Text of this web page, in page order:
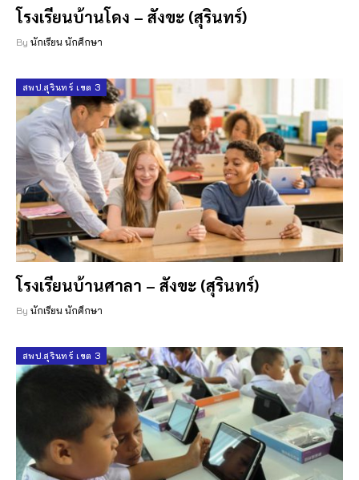
โรงเรียนบ้านโดง – สังขะ (สุรินทร์)
By นักเรียน นักศึกษา
สพป.สุรินทร์ เขต 3
โรงเรียนบ้านศาลา – สังขะ (สุรินทร์)
By นักเรียน นักศึกษา
สพป.สุรินทร์ เขต 3